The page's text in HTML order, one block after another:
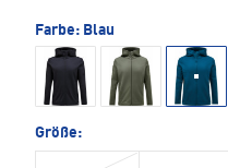
Farbe: Blau
Größe: